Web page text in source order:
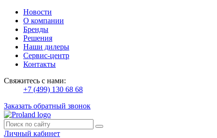
Новости
О компании
Бренды
Решения
Наши дилеры
Сервис-центр
Контакты
Свяжитесь с нами:
+7 (499) 130 68 68
Заказать обратный звонок
Личный кабинет